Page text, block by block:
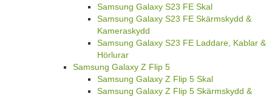
Samsung Galaxy S23 FE Skal
Samsung Galaxy S23 FE Skärmskydd &
Kameraskydd
Samsung Galaxy S23 FE Laddare, Kablar &
Hörlurar
Samsung Galaxy Z Flip 5
Samsung Galaxy Z Flip 5 Skal
Samsung Galaxy Z Flip 5 Skärmskydd &